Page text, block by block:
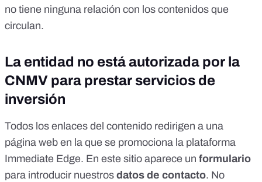
no tiene ninguna relación con los contenidos que
circulan.
La entidad no está autorizada por la
CNMV para prestar servicios de
inversión
Todos los enlaces del contenido redirigen a una
página web en la que se promociona la plataforma
Immediate Edge. En este sitio aparece un formulario
para introducir nuestros datos de contacto. No